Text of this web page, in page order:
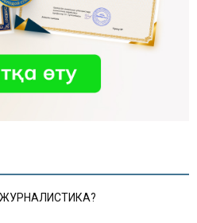
ЖУРНАЛИСТИКА?